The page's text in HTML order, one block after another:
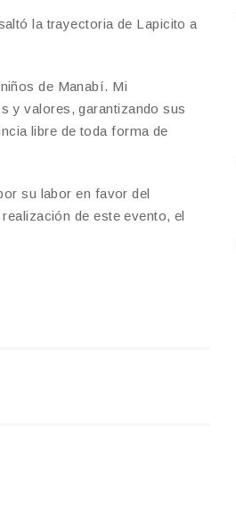
la trayectoria de Lapicito a
de Manabí. Mi
y valores, garantizando sus
libre de toda forma de
su labor en favor del
de este evento, el